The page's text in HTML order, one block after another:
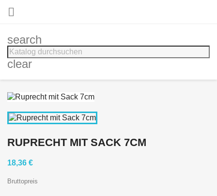

search
clear
RUPRECHT MIT SACK 7CM
18,36 €
Bruttopreis